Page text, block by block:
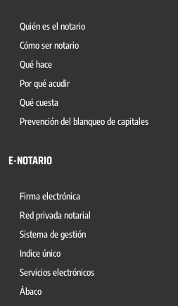
Quién es el notario
Cómo ser notario
Qué hace
Por qué acudir
Qué cuesta
Prevención del blanqueo de capitales
E-NOTARIO
Firma electrónica
Red privada notarial
Sistema de gestión
Indice único
Servicios electrónicos
Ábaco